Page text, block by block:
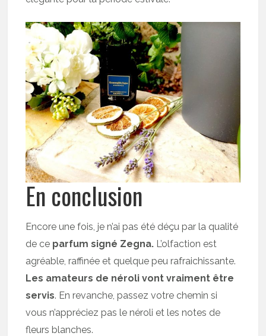
En conclusion
Encore une fois, je n’ai pas été déçu par la qualité
de ce parfum signé Zegna. L’olfaction est
agréable, raffinée et quelque peu rafraichissante.
Les amateurs de néroli vont vraiment être
servis. En revanche, passez votre chemin si
vous n’appréciez pas le néroli et les notes de
fleurs blanches.